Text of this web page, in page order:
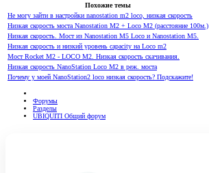
Похожие темы
Не могу зайти в настройки nanostation m2 loco, низкая скорость
Низкая скорость моста Nanostation M2 + Loco M2 (расстояние 100м.)
Низкая скорость. Мост из Nanostation M5 Loco и Nanostation M5.
Низкая скорость и низкий уровень capacity на Loco m2
Мост Rocket M2 - LOCO M2. Низкая скорость скачивания.
Низкая скорость NanoStation Loco M2 в реж. моста
Почему у моей NanoStation2 loco низкая скорость? Подскажите!
Форумы
Разделы
UBIQUITI Общий форум